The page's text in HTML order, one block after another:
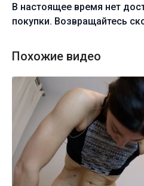
В настоящее время нет
покупки. Возвращайтесь
Похожие видео